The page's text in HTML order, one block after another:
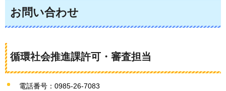
お問い合わせ
循環社会推進課許可・審査担当
電話番号：0985-26-7083